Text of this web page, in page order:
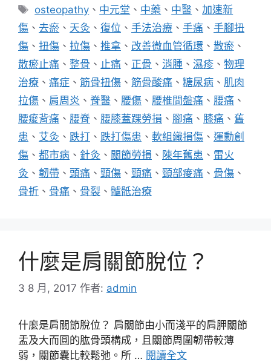
標
籤
osteopathy 、 中元堂 、 中藥 、 中醫 、加速新
傷 、 去瘀 、 天灸 、 復位 、 手法治療 、 手痛 、 手腳扭
傷 、 扭傷 、 拉傷 、 推拿 、 改善微血管循環 、 散瘀 、
散瘀止痛 、 整骨 、 止痛 、 正骨 、 消腫 、 濕疹 、 物理
治療 、 痛症 、 筋骨扭傷 、 筋骨酸痛 、 糖尿病 、 肌肉
拉傷 、 肩周炎 、 脊醫 、 腰傷 、 腰椎間盤痛 、 腰痛 、
腰痠背痛 、 腰脊 、 腰膝蓋踝勞損 、 腳痛 、 膝痛 、 舊
患 、 艾灸 、 跌打 、 跌打傷患 、 軟組織損傷 、 運勳創
傷 、 都市病 、 針灸 、 關節勞損 、 陳年舊患 、 雷火
灸 、 韌帶 、 頭痛 、 頸傷 、 頸痛 、 頸部痠痛 、 骨傷 、
骨折 、 骨痛 、 骨裂 、 髗骶治療
什麼是肩關節脫位？
3 8 月, 2017 作者: admin
什麼是肩關節脫位？ 肩關節由小而淺平的肩胛關節
盂及大而圓的肱骨頭構成，且關節周圍韌帶較薄
弱，關節囊比較鬆弛。所 … 閱讀全文